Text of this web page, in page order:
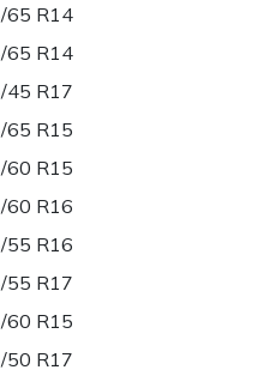
65 R14
65 R14
45 R17
65 R15
60 R15
60 R16
55 R16
55 R17
60 R15
50 R17